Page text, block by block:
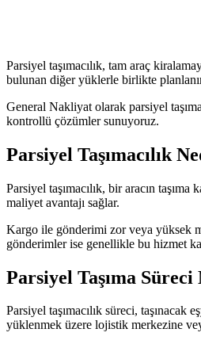
Parsiyel taşımacılık, tam araç
bulunan diğer yüklerle birlikte
General Nakliyat olarak parsiyel
kontrollü çözümler sunuyoruz.
Parsiyel Taşımacılık
Parsiyel taşımacılık, bir aracın
maliyet avantajı sağlar.
Kargo ile gönderimi zor veya yüksek
gönderimler ise genellikle bu hizmet
Parsiyel Taşıma Süreci
Parsiyel taşımacılık süreci,
yüklenmek üzere lojistik merkezine